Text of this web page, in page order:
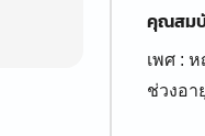
คุณสม
เพศ :
ช่วงอา